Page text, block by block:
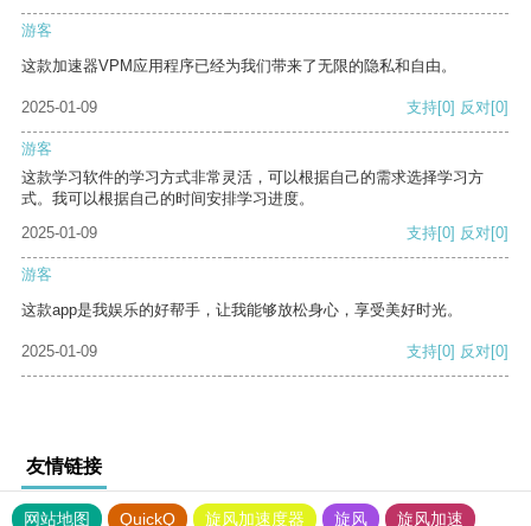
游客
这款加速器VPM应用程序已经为我们带来了无限的隐私和自由。
2025-01-09 支持[0] 反对[0]
游客
这款学习软件的学习方式非常灵活，可以根据自己的需求选择学习方
式。我可以根据自己的时间安排学习进度。
2025-01-09
支持[0] 反对[0]
游客
这款app是我娱乐的好帮手，让我能够放松身心，享受美好时光。
2025-01-09 支持[0] 反对[0]
友情链接
网站地图 QuickQ 旋风加速度器 旋风 旋风加速